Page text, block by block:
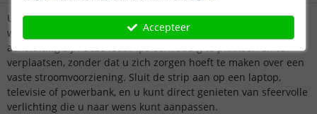
Klantbeoordeling 9.1
Voor 23:45 uur besteld,morgen in huis
USB ledstrips met app bediening zijn speciaal ontworpen voor
wie houdt van gemak en flexibiliteit in huis. Door de USB-
aansluiting zijn deze ledstrips eenvoudig te plaatsen en te
verplaatsen, zonder dat u zich zorgen hoeft te maken over een
vaste stroomvoorziening. Sluit de strip aan op een laptop,
televisie of powerbank, en u kunt direct genieten van sfeervolle
verlichting die u naar wens kunt aanpassen.
Accepteer